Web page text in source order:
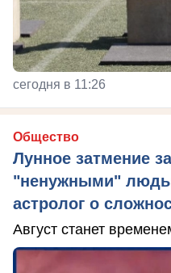
сегодня в 11:26
Общество
Лунное затмение
"ненужными"
астролог о
Август станет